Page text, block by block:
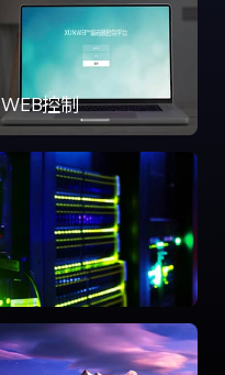
WEB控制